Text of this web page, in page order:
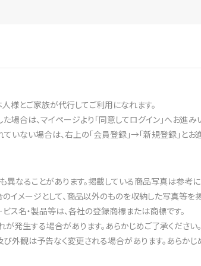
様とご家族が代行してご利用になれます。
合は、マイページより「同意してログイン」へお進み
ない場合は、右上の「会員登録」→「新規登録」とお
異なることがあります。掲載している商品写真は参考に
メージとして、商品以外のものを収納した写真等を
ス名・製品等は、各社の登録商標または商標です。
発生する場合があります。あらかじめご了承ください。
外観は予告なく変更される場合があります。あらかじ